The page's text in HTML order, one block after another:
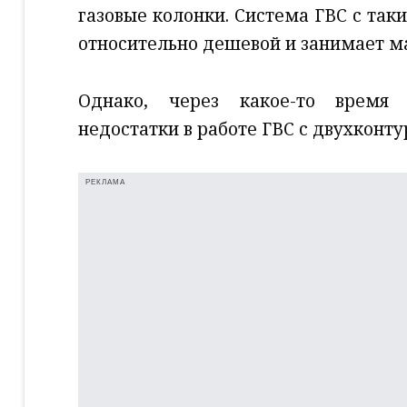
газовые колонки. Система ГВС с
относительно дешевой и занимает
Однако, через какое-то время
недостатки в работе ГВС с
РЕКЛАМА